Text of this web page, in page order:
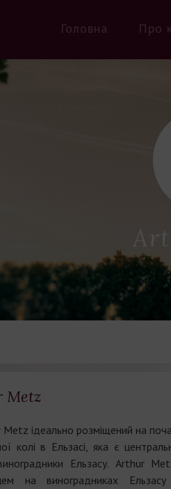
Головна Про
Metz
ідеально розміщений на
колі в Ельзасі, яка є
Ельзасу. Arthur
на виноградниках